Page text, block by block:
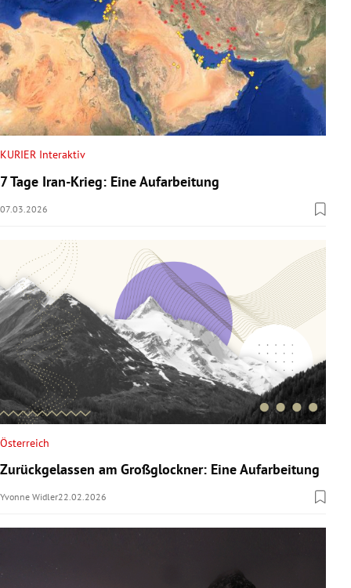
KURIER Interaktiv
7 Tage Iran-Krieg: Eine Aufarbeitung
07.03.2026
Österreich
Zurückgelassen am Großglockner: Eine Aufarbeitung
Yvonne Widler22.02.2026